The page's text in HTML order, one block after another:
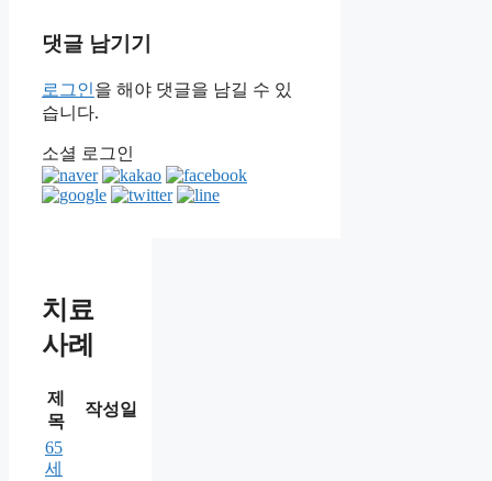
댓글 남기기
로그인을 해야 댓글을 남길 수 있
습니다.
소셜 로그인
치료
사례
제
목
작성일
65
세